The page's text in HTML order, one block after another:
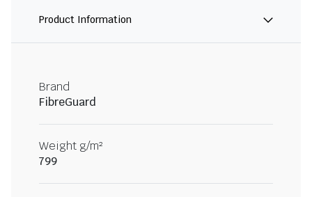
Product Information
Brand
FibreGuard
Weight g/m²
799